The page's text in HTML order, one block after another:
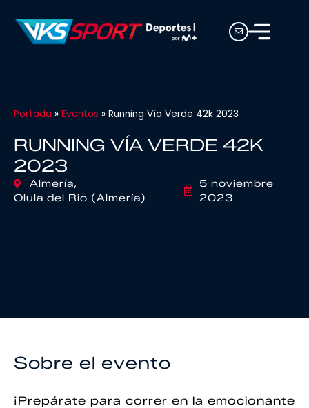
Portada » Eventos » Running Vía Verde 42k 2023
RUNNING VÍA VERDE 42K
2023
Almería,
Olula del Rio (Almería)
5 noviembre
2023
Sobre el evento
¡Prepárate para correr en la emocionante